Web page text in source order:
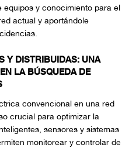
equipos y conocimiento para el
actual y aportándole
Y DISTRIBUIDAS: UNA
LA BÚSQUEDA DE
convencional en una red
crucial para optimizar la
sensores y sistemas
monitorear y controlar de